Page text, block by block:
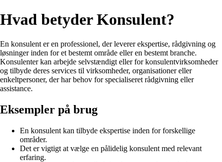
Hvad betyder Konsulent?
En konsulent er en professionel, der leverer ekspertise, rådgivning og
løsninger inden for et bestemt område eller en bestemt branche.
Konsulenter kan arbejde selvstændigt eller for konsulentvirksomheder
og tilbyde deres services til virksomheder, organisationer eller
enkeltpersoner, der har behov for specialiseret rådgivning eller
assistance.
Eksempler på brug
En konsulent kan tilbyde ekspertise inden for forskellige
områder.
Det er vigtigt at vælge en pålidelig konsulent med relevant
erfaring.